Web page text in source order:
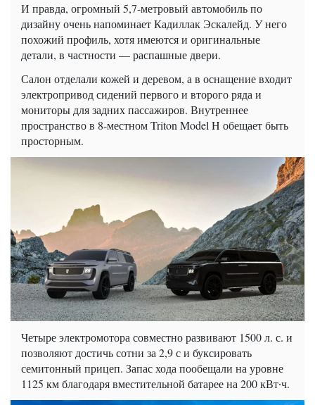
И правда, огромный 5,7-метровый автомобиль по
дизайну очень напоминает Кадиллак Эскалейд. У него
похожий профиль, хотя имеются и оригинальные
детали, в частности — распашные двери.
Салон отделали кожей и деревом, а в оснащение входит
электропривод сидений первого и второго ряда и
мониторы для задних пассажиров. Внутреннее
пространство в 8-местном Triton Model H обещает быть
просторным.
Четыре электромотора совместно развивают 1500 л. с. и
позволяют достичь сотни за 2,9 с и буксировать
семитонный прицеп. Запас хода пообещали на уровне
1125 км благодаря вместительной батарее на 200 кВт∙ч.